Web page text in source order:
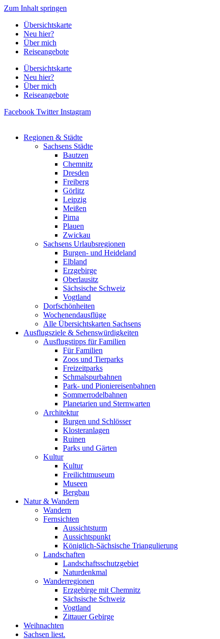
Zum Inhalt springen
Übersichtskarte
Neu hier?
Über mich
Reiseangebote
Übersichtskarte
Neu hier?
Über mich
Reiseangebote
Facebook Twitter Instagram
Regionen & Städte
Sachsens Städte
Bautzen
Chemnitz
Dresden
Freiberg
Görlitz
Leipzig
Meißen
Pirna
Plauen
Zwickau
Sachsens Urlaubsregionen
Burgen- und Heideland
Elbland
Erzgebirge
Oberlausitz
Sächsische Schweiz
Vogtland
Dorfschönheiten
Wochenendausflüge
Alle Übersichtskarten Sachsens
Ausflugsziele & Sehenswürdigkeiten
Ausflugstipps für Familien
Für Familien
Zoos und Tierparks
Freizeitparks
Schmalspurbahnen
Park- und Pioniereisenbahnen
Sommerrodelbahnen
Planetarien und Sternwarten
Architektur
Burgen und Schlösser
Klosteranlagen
Ruinen
Parks und Gärten
Kultur
Kultur
Freilichtmuseum
Museen
Bergbau
Natur & Wandern
Wandern
Fernsichten
Aussichtsturm
Aussichtspunkt
Königlich-Sächsische Triangulierung
Landschaften
Landschaftsschutzgebiet
Naturdenkmal
Wanderregionen
Erzgebirge mit Chemnitz
Sächsische Schweiz
Vogtland
Zittauer Gebirge
Weihnachten
Sachsen liest.